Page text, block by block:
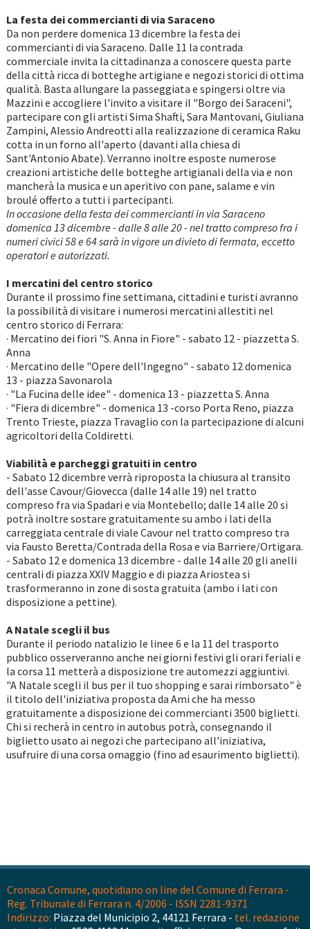
La festa dei commercianti di via Saraceno
Da non perdere domenica 13 dicembre la festa dei
commercianti di via Saraceno. Dalle 11 la contrada
commerciale invita la cittadinanza a conoscere questa parte
della città ricca di botteghe artigiane e negozi storici di ottima
qualità. Basta allungare la passeggiata e spingersi oltre via
Mazzini e accogliere l'invito a visitare il "Borgo dei Saraceni",
partecipare con gli artisti Sima Shafti, Sara Mantovani, Giuliana
Zampini, Alessio Andreotti alla realizzazione di ceramica Raku
cotta in un forno all'aperto (davanti alla chiesa di
Sant'Antonio Abate). Verranno inoltre esposte numerose
creazioni artistiche delle botteghe artigianali della via e non
mancherà la musica e un aperitivo con pane, salame e vin
broulé offerto a tutti i partecipanti.
In occasione della festa dei commercianti in via Saraceno
domenica 13 dicembre - dalle 8 alle 20 - nel tratto compreso fra i
numeri civici 58 e 64 sarà in vigore un divieto di fermata, eccetto
operatori e autorizzati.
I mercatini del centro storico
Durante il prossimo fine settimana, cittadini e turisti avranno
la possibilità di visitare i numerosi mercatini allestiti nel
centro storico di Ferrara:
· Mercatino dei fiori "S. Anna in Fiore" - sabato 12 - piazzetta S.
Anna
· Mercatino delle "Opere dell'Ingegno" - sabato 12 domenica
13 - piazza Savonarola
· "La Fucina delle idee" - domenica 13 - piazzetta S. Anna
· "Fiera di dicembre" - domenica 13 -corso Porta Reno, piazza
Trento Trieste, piazza Travaglio con la partecipazione di alcuni
agricoltori della Coldiretti.
Viabilità e parcheggi gratuiti in centro
- Sabato 12 dicembre verrà riproposta la chiusura al transito
dell'asse Cavour/Giovecca (dalle 14 alle 19) nel tratto
compreso fra via Spadari e via Montebello; dalle 14 alle 20 si
potrà inoltre sostare gratuitamente su ambo i lati della
carreggiata centrale di viale Cavour nel tratto compreso tra
via Fausto Beretta/Contrada della Rosa e via Barriere/Ortigara.
- Sabato 12 e domenica 13 dicembre - dalle 14 alle 20 gli anelli
centrali di piazza XXIV Maggio e di piazza Ariostea si
trasformeranno in zone di sosta gratuita (ambo i lati con
disposizione a pettine).
A Natale scegli il bus
Durante il periodo natalizio le linee 6 e la 11 del trasporto
pubblico osserveranno anche nei giorni festivi gli orari feriali e
la corsa 11 metterà a disposizione tre automezzi aggiuntivi.
"A Natale scegli il bus per il tuo shopping e sarai rimborsato" è
il titolo dell'iniziativa proposta da Ami che ha messo
gratuitamente a disposizione dei commercianti 3500 biglietti.
Chi si recherà in centro in autobus potrà, consegnando il
biglietto usato ai negozi che partecipano all'iniziativa,
usufruire di una corsa omaggio (fino ad esaurimento biglietti).
Cronaca Comune, quotidiano on line del Comune di Ferrara -
Reg. Tribunale di Ferrara n. 4/2006 - ISSN 2281-9371
Indirizzo: Piazza del Municipio 2, 44121 Ferrara - tel. redazione